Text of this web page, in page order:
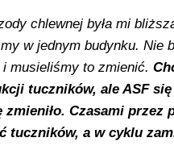
chlewnej była mi
w jednym budynku. Nie
musieliśmy to zmienić.
tuczników, ale ASF się
Czasami przez
tuczników, a w cyklu